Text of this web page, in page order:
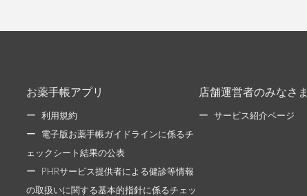
お薬手帳アプリ
利用規約
電子版お薬手帳ガイドラインに係るチ
ェックシート結果の公表
PHRサービス提供者による健診等情報
の取扱いに関する基本的指針に係るチェッ
店舗運営者のみなさま
サービス紹介ページ